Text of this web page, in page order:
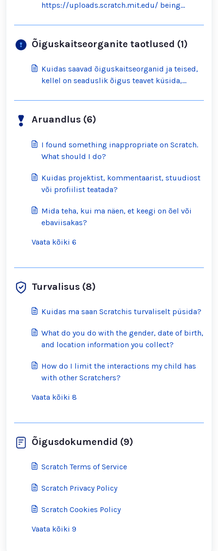
https://uploads.scratch.mit.edu/ being
Õiguskaitseorganite taotlused (1)
Kuidas saavad õiguskaitseorganid ja teised,
kellel on seaduslik õigus teavet küsida,
Aruandlus (6)
I found something inappropriate on Scratch.
What should I do?
Kuidas projektist, kommentaarist, stuudiost
või profiilist teatada?
Mida teha, kui ma näen, et keegi on õel või
ebaviisakas?
Vaata kõiki 6
Turvalisus (8)
Kuidas ma saan Scratchis turvaliselt püsida?
What do you do with the gender, date of birth,
and location information you collect?
How do I limit the interactions my child has
with other Scratchers?
Vaata kõiki 8
Õigusdokumendid (9)
Scratch Terms of Service
Scratch Privacy Policy
Scratch Cookies Policy
Vaata kõiki 9